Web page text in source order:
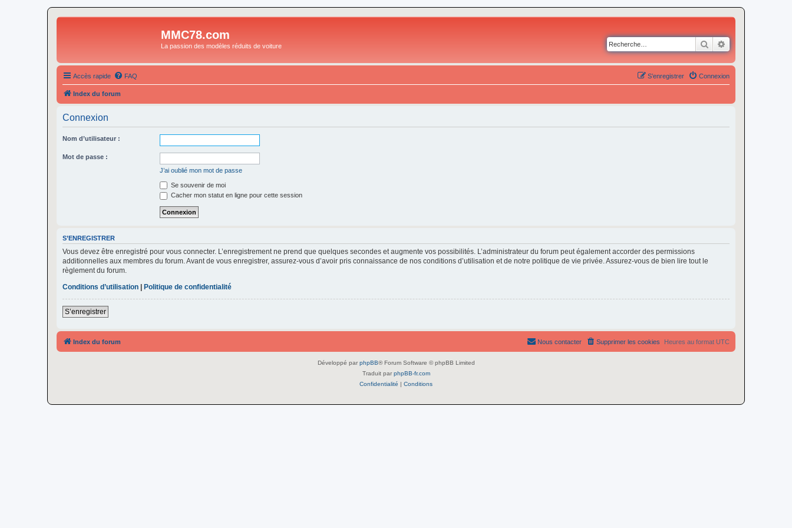
MMC78.com
La passion des modèles réduits de voiture Rechercher
Accès rapide FAQ Connexion
S’enregistrer
Index du forum
Connexion
Nom d’utilisateur :
Mot de passe :
J’ai oublié mon mot de passe
Se souvenir de moi
Cacher mon statut en ligne pour cette session
S’ENREGISTRER
Vous devez être enregistré pour vous connecter. L’enregistrement ne prend que quelques secondes et augmente vos possibilités. L’administrateur du forum peut également accorder des permissions
additionnelles aux membres du forum. Avant de vous enregistrer, assurez-vous d’avoir pris connaissance de nos conditions d’utilisation et de notre politique de vie privée. Assurez-vous de bien lire tout le
règlement du forum.
Conditions d’utilisation
Politique de confidentialité
S’enregistrer
Index du forum Heures au format UTC
Supprimer les cookies
Nous contacter
Développé par phpBB® Forum Software © phpBB Limited
Traduit par phpBB-fr.com
Confidentialité | Conditions